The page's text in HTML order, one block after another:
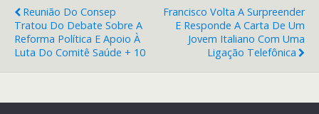
Reunião Do Consep
Tratou Do Debate Sobre A
Reforma Política E Apoio À
Luta Do Comitê Saúde + 10
Francisco Volta A Surpreender
E Responde A Carta De Um
Jovem Italiano Com Uma
Ligação Telefônica